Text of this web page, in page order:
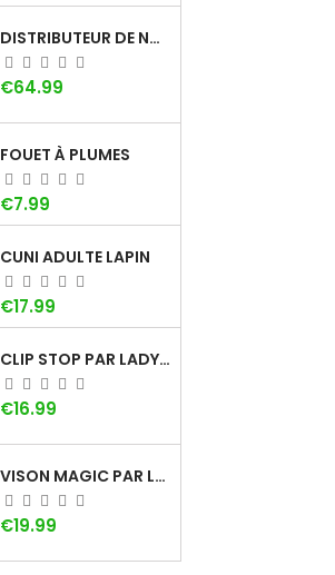
DISTRIBUTEUR DE NOURRITURE À MINUTEUR PETSAFE (5 REPAS)
Price
€64.99
FOUET À PLUMES
Price
€7.99
CUNI ADULTE LAPIN
Price
€17.99
CLIP STOP PAR LADYBEL
Price
€16.99
VISON MAGIC PAR LADYBEL
Price
€19.99